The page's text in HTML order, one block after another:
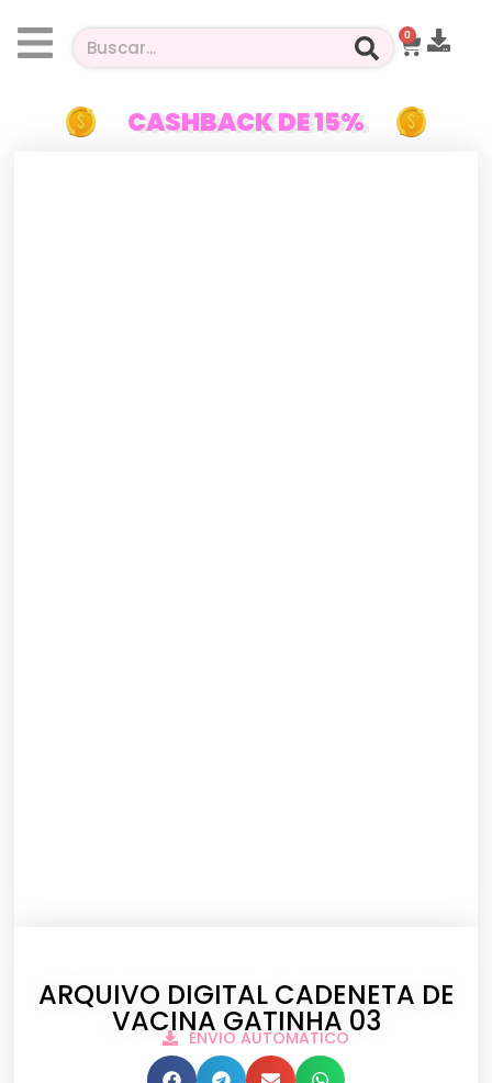
0
CASHBACK DE 15%
ARQUIVO DIGITAL CADENETA DE
VACINA GATINHA 03
ENVIO AUTOMATICO